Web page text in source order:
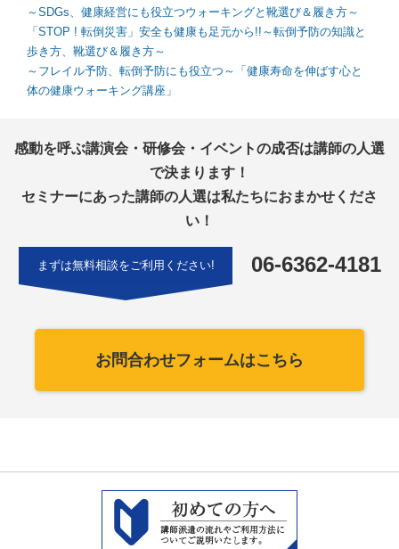
～SDGs、健康経営にも役立つウォーキングと靴選び＆履き方～
「STOP ! 転倒災害」安全も健康も足元から!!～転倒予防の知識と
歩き方、靴選び＆履き方～
～フレイル予防、転倒予防にも役立つ～「健康寿命を伸ばす心と
体の健康ウォーキング講座」
感動を呼ぶ講演会・研修会・イベントの成否は講師の人選
で決まります！
セミナーにあった講師の人選は私たちにおまかせくださ
い！
まずは無料相談をご利用ください! 06-6362-4181
お問合わせフォームはこちら